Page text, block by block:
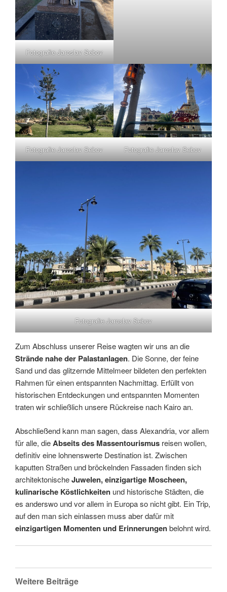
Fotografie Jaroslav Sebov
Fotografie Jaroslav Sebov Fotografie Jaroslav Sebov
Fotografie Jaroslav Sebov
Zum Abschluss unserer Reise wagten wir uns an die
Strände nahe der Palastanlagen. Die Sonne, der feine
Sand und das glitzernde Mittelmeer bildeten den perfekten
Rahmen für einen entspannten Nachmittag. Erfüllt von
historischen Entdeckungen und entspannten Momenten
traten wir schließlich unsere Rückreise nach Kairo an​.
Abschließend kann man sagen, dass Alexandria, vor allem
für alle, dieAbseits des Massentourismus reisen wollen,
definitiv eine lohnenswerte Destination ist. Zwischen
kaputten Straßen und bröckelnden Fassaden finden sich
architektonischeJuwelen, einzigartige Moscheen,
kulinarische Köstlichkeiten und historische Städten, die
es anderswo und vor allem in Europa so nicht gibt. Ein Trip,
auf den man sich einlassen muss aber dafür mit
einzigartigen Momenten und Erinnerungenbelohnt wird.
Weitere Beiträge